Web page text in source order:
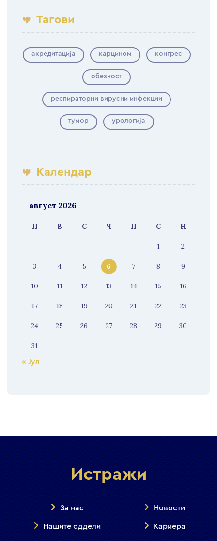
Тагови
акредитација карцином конгрес
обезност
респираторни вирусни инфекции
тумор урологија
Календар
август 2026
П В С Ч П С Н
1 2
3 4 5 6 7 8 9
10 11 12 13 14 15 16
17 18 19 20 21 22 23
24 25 26 27 28 29 30
31
« Јул
Истражи
За нас
Нашите оддели
Новости
Кариера